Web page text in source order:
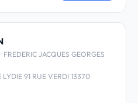
JACQUES GEORGES
91 RUE VERDI 13370